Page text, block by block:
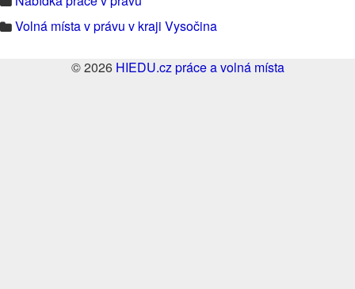
Volná místa v právu v kraji Vysočina
© 2026 HIEDU.cz práce a volná místa